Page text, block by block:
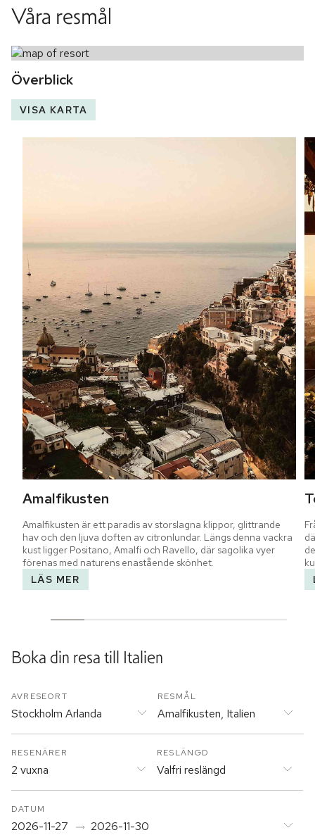
Våra resmål
Överblick
VISA KARTA
Amalfikusten
Amalfikusten är ett paradis av storslagna klippor, glittrande
hav och den ljuva doften av citronlundar. Längs denna vackra
kust ligger Positano, Amalfi och Ravello, där sagolika vyer
förenas med naturens enastående skönhet.
LÄS MER
Boka din resa till Italien
AVRESEORT
Stockholm Arlanda
RESMÅL
Amalfikusten, Italien
RESLÄNGD
Valfri reslängd
DATUM
2026-11-27 2026-11-30
RESENÄRER
2 vuxna